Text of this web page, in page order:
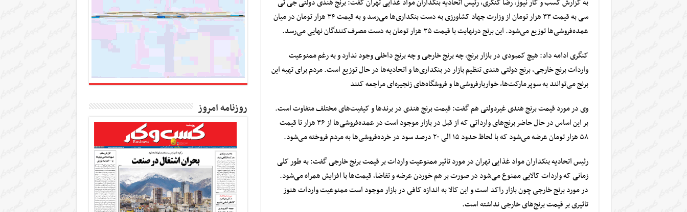
به گزارش کسب و کار نیوز،رضا کنگری، رئیس اتحادیه بنکداران مواد غذایی تهران گفت: برنج هندی دولتی جی تی
سی به قیمت ۳۳ هزار تومان از وزارت جهاد کشاورزی به دست بنکداری‌ها می‌رسد و به قیمت ۳۴ هزار تومان در میان
عمده‌فروشی‌ها توزیع می‌شود. این برنج درنهایت با قیمت ۳۵ هزار تومان به دست مصرف‌کنندگان نهایی می‌رسد.
کنگری ادامه داد: هیچ کمبودی در بازار برنج، چه برنج خارجی و چه برنج داخلی وجود ندارد و به رغم ممنوعیت
وارداتبرنج خارجی، برنج دولتی هندی تنظیم بازار در بنکداری‌ها و اتحادیه‌ها در حال توزیع است. مردم برای تهیه این
برنج می‌توانند به سوپرمارکت‌ها، خواربارفروشی‌ها و فروشگاه‌های زنجیره‌ای مراجعه کنند
وی در مورد قیمت برنج هندی غیردولتی هم گفت: قیمت برنج هندی در برندها و کیفیت‌های مختلف متفاوت است.
بر این اساس در حال حاضر برنج‌های وارداتی که از قبل در بازار موجود است در عمده‌فروشی‌ها از ۳۶ هزار تا قیمت
۵۸ هزار تومان عرضه می‌شود که با لحاظ حدود ۱۵ الی ۲۰ درصد سود در خرده‌فروشی‌ها به مردم فروخته می‌شود.
رئیس اتحادیه بنکداران مواد غذایی تهراندر مورد تاثیر ممنوعیت واردات بر قیمت برنج خارجی گفت: به طور کلی
زمانی که واردات کالایی ممنوع می‌شود در صورت بر هم خوردن عرضه و تقاضا، قیمت‌ها با افزایش همراه می‌شود.
در مورد برنج خارجی چون بازار راکد است و این کالا به اندازه کافی در بازار موجود است ممنوعیت واردات هنوز
تاثیری بر قیمت برنج‌های خارجی نداشته است.
روزنامه امروز